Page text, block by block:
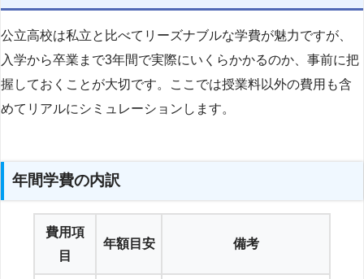
公立高校は私立と比べてリーズナブルな学費が魅力ですが、
入学から卒業まで3年間で実際にいくらかかるのか、事前に把
握しておくことが大切です。ここでは授業料以外の費用も含
めてリアルにシミュレーションします。
年間学費の内訳
費用項
目
年額目安 備考